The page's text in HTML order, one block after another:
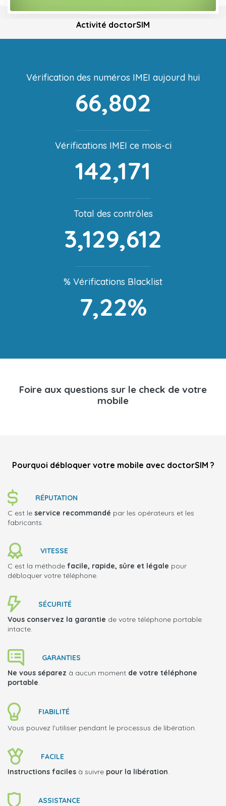
Activité doctorSIM
Vérification des numéros IMEI aujourd hui
66,802
Vérifications IMEI ce mois-ci
142,171
Total des contrôles
3,129,612
% Vérifications Blacklist
7,22%
Foire aux questions sur le check de votre
mobile
Pourquoi débloquer votre mobile avec doctorSIM ?
RÉPUTATION
C est le service recommandé par les opérateurs et les
fabricants.
VITESSE
C est la méthode facile, rapide, sûre et légale pour
débloquer votre téléphone.
SÉCURITÉ
Vous conservez la garantie de votre téléphone portable
intacte.
GARANTIES
Ne vous séparez à aucun moment de votre téléphone
portable.
FIABILITÉ
Vous pouvez l'utiliser pendant le processus de libération.
FACILE
Instructions faciles à suivre pour la libération.
ASSISTANCE